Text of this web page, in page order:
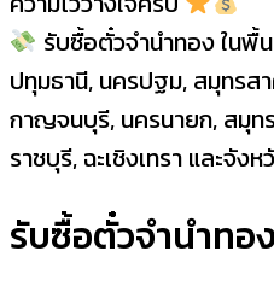
รับซื้อตั๋วจำนำทอง ในพื้
ปทุมธานี, นครปฐม, สมุทร
กาญจนบุรี, นครนายก, สมุท
ราชบุรี, ฉะเชิงเทรา และจัง
รับซื้อตั๋วจำนำทอง